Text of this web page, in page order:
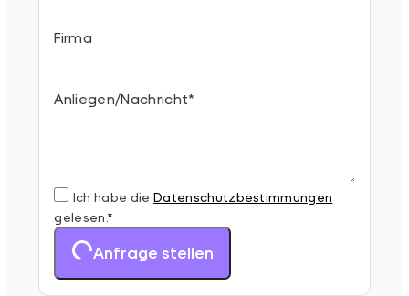
Firma
Anliegen/Nachricht*
Ich habe die Datenschutz­bestimmungen
gelesen. *
Anfrage stellen